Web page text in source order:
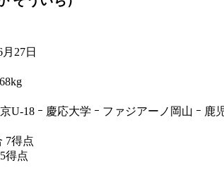
27日
U-18 ｰ 慶応大学 ｰ ファジアーノ岡山 ｰ 鹿
7得点
得点